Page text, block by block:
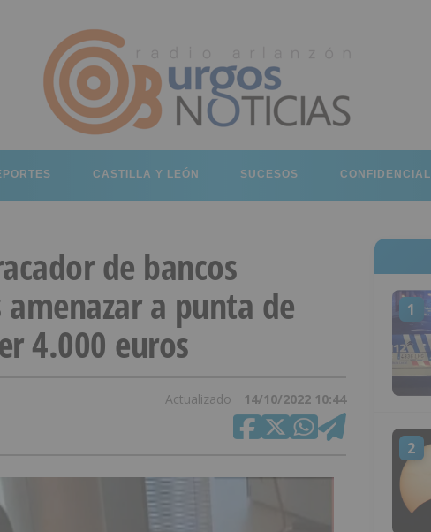
CASTILLA Y LEÓN SUCESOS CONFIDENCIAL
de bancos
a punta de
4.000 euros
Actualizado 14/10/2022 10:44
1
2